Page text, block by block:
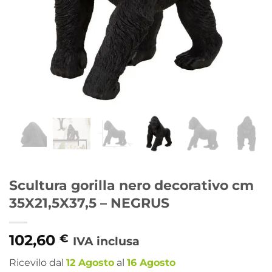
Scultura gorilla nero decorativo cm
35X21,5X37,5 – NEGRUS
102,60 € IVA inclusa
Ricevilo dal 12 Agosto al 16 Agosto